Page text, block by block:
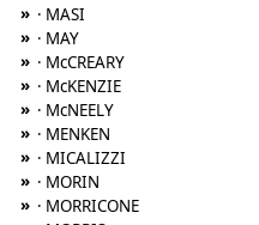
» · MASI
» · MAY
» · McCREARY
» · McKENZIE
» · McNEELY
» · MENKEN
» · MICALIZZI
» · MORIN
» · MORRICONE